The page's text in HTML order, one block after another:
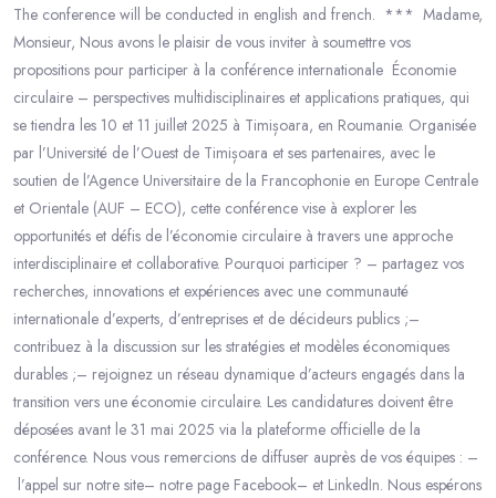
The conference will be conducted in english and french. *** Madame,
Monsieur, Nous avons le plaisir de vous inviter à soumettre vos
propositions pour participer à la conférence internationale Économie
circulaire – perspectives multidisciplinaires et applications pratiques, qui
se tiendra les 10 et 11 juillet 2025 à Timișoara, en Roumanie. Organisée
par l’Université de l’Ouest de Timișoara et ses partenaires, avec le
soutien de l’Agence Universitaire de la Francophonie en Europe Centrale
et Orientale (AUF – ECO), cette conférence vise à explorer les
opportunités et défis de l’économie circulaire à travers une approche
interdisciplinaire et collaborative. Pourquoi participer ? – partagez vos
recherches, innovations et expériences avec une communauté
internationale d’experts, d’entreprises et de décideurs publics ;–
contribuez à la discussion sur les stratégies et modèles économiques
durables ;– rejoignez un réseau dynamique d’acteurs engagés dans la
transition vers une économie circulaire. Les candidatures doivent être
déposées avant le 31 mai 2025 via la plateforme officielle de la
conférence. Nous vous remercions de diffuser auprès de vos équipes : –
l’appel sur notre site– notre page Facebook– et LinkedIn. Nous espérons